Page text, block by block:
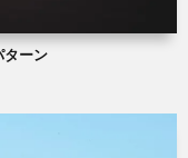
ターン